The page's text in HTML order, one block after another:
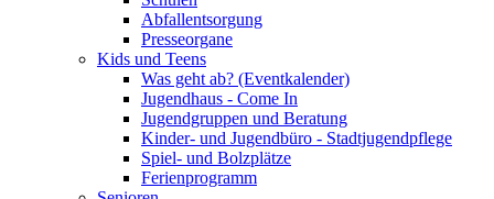
Abfallentsorgung
Presseorgane
Kids und Teens
Was geht ab? (Eventkalender)
Jugendhaus - Come In
Jugendgruppen und Beratung
Kinder- und Jugendbüro - Stadtjugendpflege
Spiel- und Bolzplätze
Ferienprogramm